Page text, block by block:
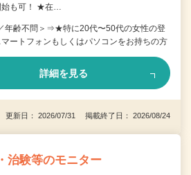
始も可！ ★在…
年齢不問＞⇒★特に20代〜50代の女性の登
トフォンもしくはパソコンをお持ちの方
詳細を見る
更新日： 2026/07/31 掲載終了日： 2026/08/24
治験等のモニター